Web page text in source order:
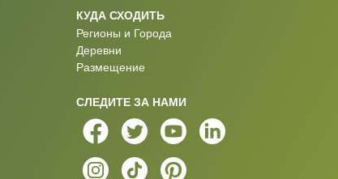
КУДА СХОДИТЬ
Регионы и Города
Деревни
Размещение
СЛЕДИТЕ ЗА НАМИ